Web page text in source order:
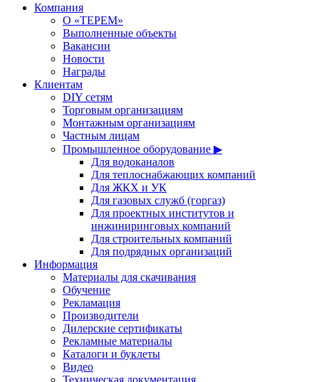
Компания
О «ТЕРЕМ»
Выполненные объекты
Вакансии
Новости
Награды
Клиентам
DIY сетям
Торговым организациям
Монтажным организациям
Частным лицам
Промышленное оборудование ▶
Для водоканалов
Для теплоснабжающих компаний
Для ЖКХ и УК
Для газовых служб (горгаз)
Для проектных институтов и
инжиниринговых компаний
Для строительных компаний
Для подрядных организаций
Информация
Материалы для скачивания
Обучение
Рекламация
Производители
Дилерские сертификаты
Рекламные материалы
Каталоги и буклеты
Видео
Техническая документация